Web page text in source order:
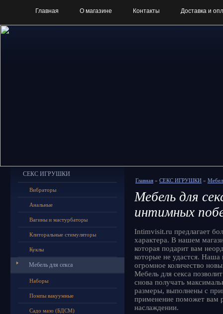
Главная О магазине Контакты Доставка и
СЕКС ИГРУШКИ
Вибраторы
Анальные
Вагины и мастурбаторы
Клиторальные стимуляторы
Куклы
Мебель для секса
Наборы
Помпы вакуумные
Садо мазо (БДСМ)
Главная » СЕКС ИГРУШКИ »
Мебель для
интимных
Intimvisit.ru предлагает
характера. В нашем
которая подарит вам
которые не удастся. Наша
огромное количество
Мебель для секса
снова получать
размеры, выполнены с
применение поможет вам
наслаждении.